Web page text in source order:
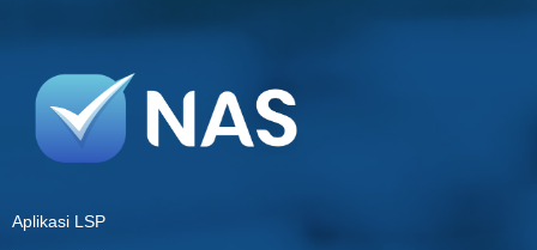
Aplikasi LSP